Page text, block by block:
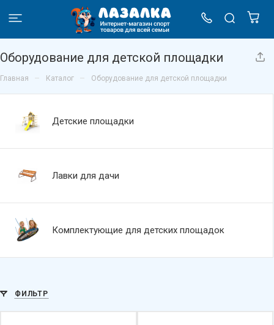
Оборудование для детской площадки
Главная – Каталог – Оборудование для детской площадки
Детские площадки
Лавки для дачи
Комплектующие для детских площадок
ФИЛЬТР